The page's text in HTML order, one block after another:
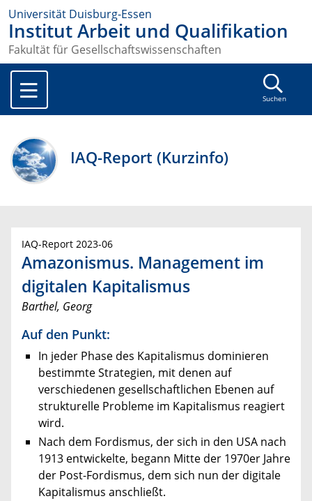
Universität Duisburg-Essen
Institut Arbeit und Qualifikation
Fakultät für Gesellschaftswissenschaften
Suchen
IAQ-Report (Kurzinfo)
IAQ-Report 2023-06
Amazonismus. Management im
digitalen Kapitalismus
Barthel, Georg
Auf den Punkt:
In jeder Phase des Kapitalismus dominieren
bestimmte Strategien, mit denen auf
verschiedenen gesellschaftlichen Ebenen auf
strukturelle Probleme im Kapitalismus reagiert
wird.
Nach dem Fordismus, der sich in den USA nach
1913 entwickelte, begann Mitte der 1970er Jahre
der Post-Fordismus, dem sich nun der digitale
Kapitalismus anschließt.